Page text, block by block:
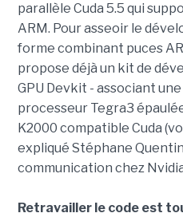
parallèle Cuda 5.5 qui
ARM. Pour asseoir le
forme combinant puces
propose déjà un kit de
GPU Devkit - associant
processeur Tegra3
K2000 compatible Cuda
expliqué Stéphane
communication chez
Retravailler le code est